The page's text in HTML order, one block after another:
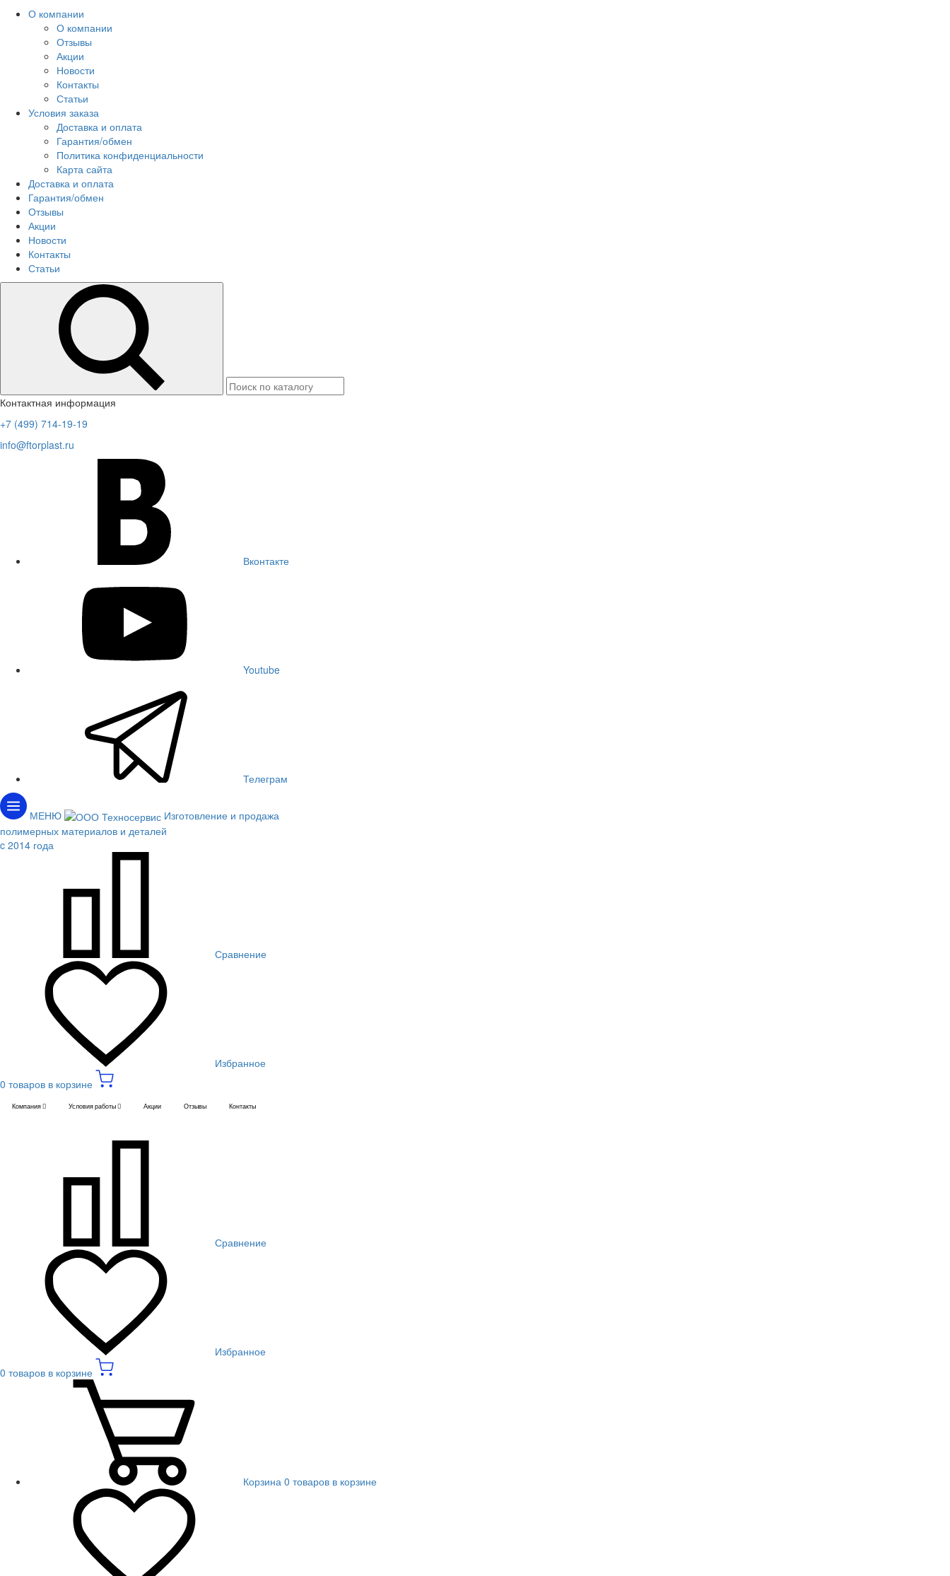
О компании
О компании
Отзывы
Акции
Новости
Контакты
Статьи
Условия заказа
Доставка и оплата
Гарантия/обмен
Политика конфиденциальности
Карта сайта
Доставка и оплата
Гарантия/обмен
Отзывы
Акции
Новости
Контакты
Статьи
Контактная информация
+7 (499) 714-19-19
info@ftorplast.ru
Вконтакте
Youtube
Телеграм
МЕНЮ
Изготовление и продажа
полимерных материалов и деталей
c 2014 года
Сравнение
Избранное
0 товаров в корзине
Компания Условия работы Акции Отзывы Контакты
Сравнение
Избранное
0 товаров в корзине
Корзина 0 товаров в корзине